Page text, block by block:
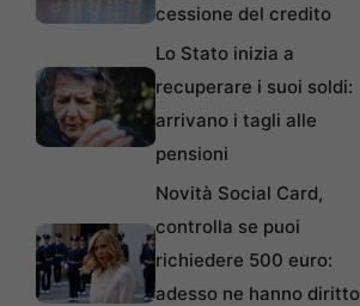
cessione del credito
Lo Stato inizia a
recuperare i suoi soldi:
arrivano i tagli alle
pensioni
Novità Social Card,
controlla se puoi
richiedere 500 euro:
adesso ne hanno diritto